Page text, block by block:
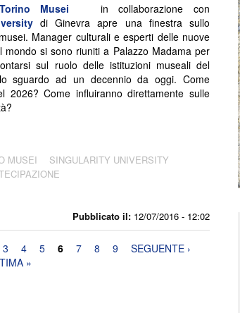
Pubblicato il: 12/07/2016 - 12:02
Torino Musei
in collaborazione con
di Ginevra apre una finestra sullo
Manager culturali e esperti delle nuove
mondo si sono riuniti a Palazzo Madama per
sul ruolo delle istituzioni museali del
sguardo ad un decennio da oggi. Come
2026? Come influiranno direttamente sulle
MUSEI
SINGULARITY UNIVERSITY
3 4 5 6 7 8 9
SEGUENTE ›
»